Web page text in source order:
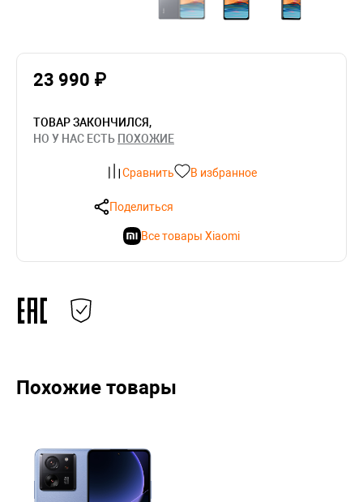
23 990 ₽
ТОВАР ЗАКОНЧИЛСЯ,
НО У НАС ЕСТЬ ПОХОЖИЕ
Сравнить В избранное
Поделиться
Все товары Xiaomi
Похожие товары